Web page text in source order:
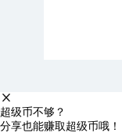
超级币不够？
分享也能赚取超级币哦！